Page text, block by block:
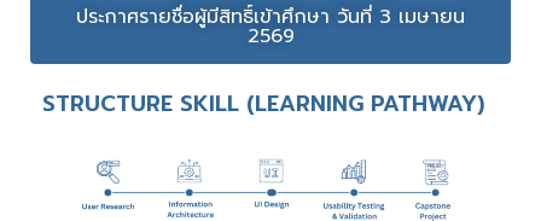
ประกาศรายชื่อผู้มีสิทธิ์เข้าศึกษา วันที่ 3 เมษายน
2569
STRUCTURE SKILL (LEARNING PATHWAY)